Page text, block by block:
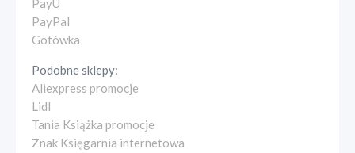
PayU
PayPal
Gotówka
Podobne sklepy:
Aliexpress promocje
Lidl
Tania Książka promocje
Znak Księgarnia internetowa